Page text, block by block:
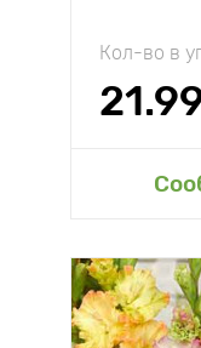
Кол-во в